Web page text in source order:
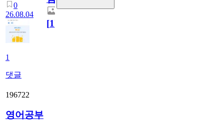
0
26.08.04
1
댓글
[1]
196722
영어공부